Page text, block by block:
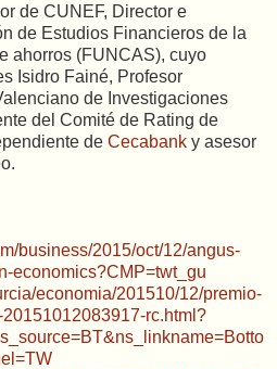
de CUNEF, Director e
de Estudios Financieros de la
ahorros (FUNCAS), cuyo
Isidro Fainé, Profesor
de Investigaciones
del Comité de Rating de
de Cecabank y asesor
business/2015/oct/12/angus-
economics?CMP=twt_gu
economia/201510/12/premio-
rc.html?